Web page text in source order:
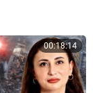
00:18:14